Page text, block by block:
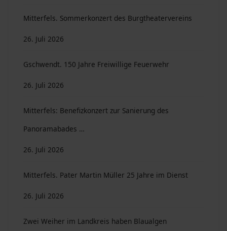
Mitterfels. Sommerkonzert des Burgtheatervereins
26. Juli 2026
Gschwendt. 150 Jahre Freiwillige Feuerwehr
26. Juli 2026
Mitterfels: Benefizkonzert zur Sanierung des
Panoramabades …
26. Juli 2026
Mitterfels. Pater Martin Müller 25 Jahre im Dienst
26. Juli 2026
Zwei Weiher im Landkreis haben Blaualgen